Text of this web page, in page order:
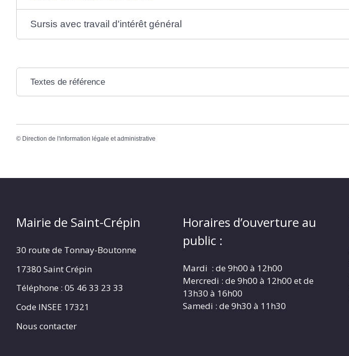
Sursis avec travail d'intérêt général
Textes de référence
© Direction de l'information légale et administrative
Mairie de Saint-Crépin
30 route de Tonnay-Boutonne
17380 Saint Crépin
Téléphone : 05 46 33 23 33
Code INSEE 17321
Nous contacter
Horaires d’ouverture au
public :
Mardi : de 9h00 à 12h00
Mercredi : de 9h00 à 12h00 et de
13h30 à 16h00
Samedi : de 9h30 à 11h30